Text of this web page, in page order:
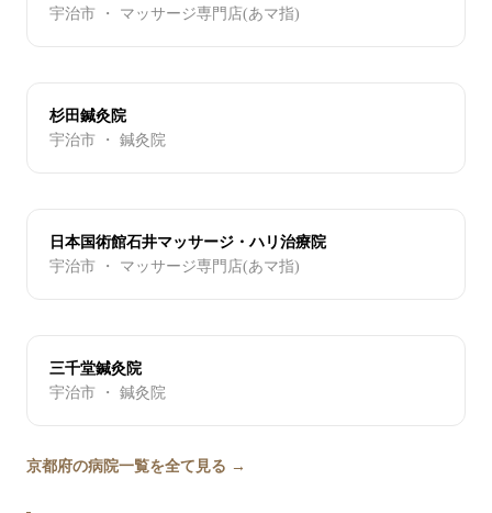
宇治市 ・ マッサージ専門店(あマ指)
杉田鍼灸院
宇治市 ・ 鍼灸院
日本国術館石井マッサージ・ハリ治療院
宇治市 ・ マッサージ専門店(あマ指)
三千堂鍼灸院
宇治市 ・ 鍼灸院
京都府の病院一覧を全て見る →